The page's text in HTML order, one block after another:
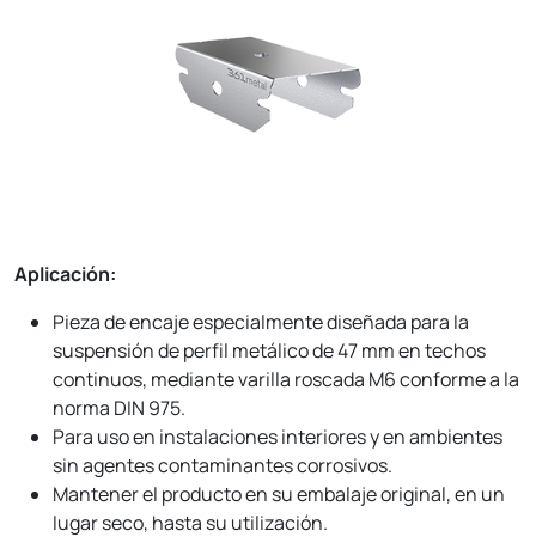
Aplicación:
Pieza de encaje especialmente diseñada para la
suspensión de perfil metálico de 47 mm en techos
continuos, mediante varilla roscada M6 conforme a la
norma DIN 975.
Para uso en instalaciones interiores y en ambientes
sin agentes contaminantes corrosivos.
Mantener el producto en su embalaje original, en un
lugar seco, hasta su utilización.